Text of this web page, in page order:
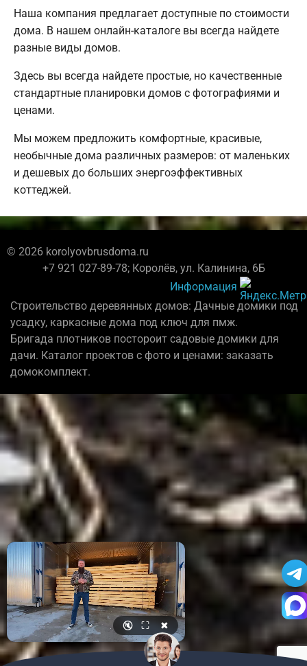
Наша компания предлагает доступные по стоимости
дома. В нашем онлайн-каталоге вы всегда найдете
разные виды домов.
Здесь вы всегда найдете простые, но качественные
стандартные планировки домов с фотографиями и
ценами.
Мы можем предложить комфортные, красивые,
необычные дома различных размеров: от маленьких
и дешевых до больших энергоэффективных
коттеджей.
© 2026 korolyovbrusdoma.ru
+7 921 027-89-78; Королёв, ул. Калинина, 6Б
Информация
Строительство деревянных домов: Дачные домики под
усадку, каркасные дома под ключ для пмж.
Бригада плотников постороит садовые домики для
дачи. Каталог проектов с фото и ценами: заказать
домокомплект.
🔇 ⛶ ✖